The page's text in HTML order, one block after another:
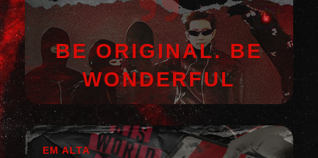
BE ORIGINAL. BE
WONDERFUL
EM ALTA